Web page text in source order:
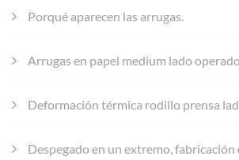
Porqué aparecen las arrugas.
Arrugas en papel medium lado
Deformación térmica rodillo prensa
Despegado en un extremo, fabricación